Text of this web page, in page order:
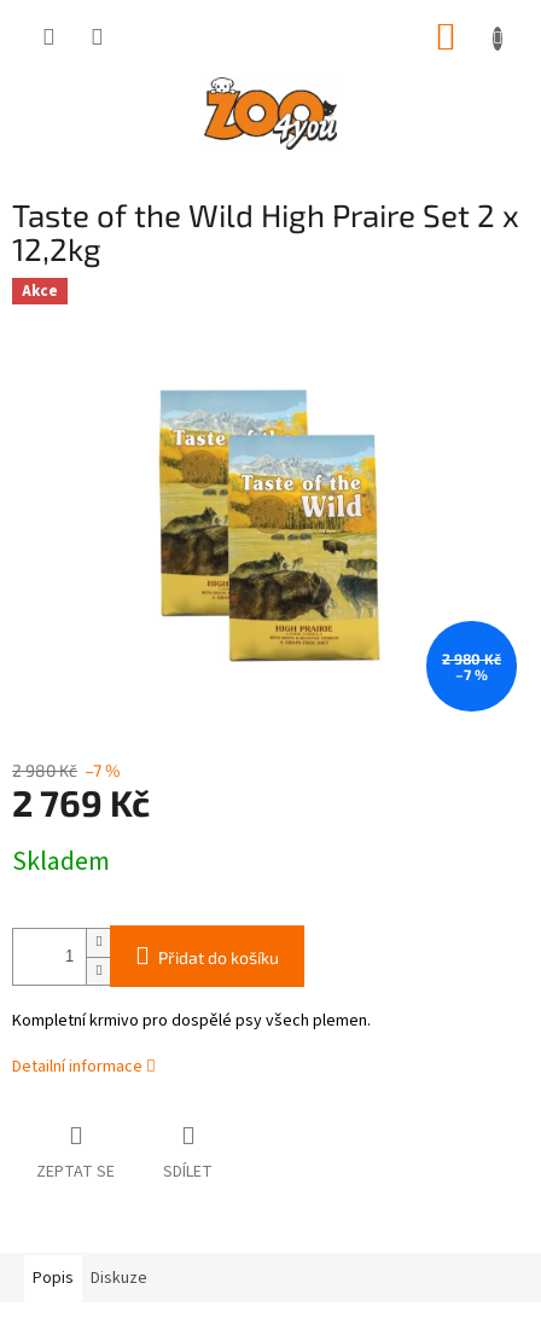
Taste of the Wild High Praire Set 2 x
12,2kg
Akce
2 980 Kč
–7 %
2 980 Kč –7 %
2 769 Kč
cena:
Skladem
Přidat do košíku
Kompletní krmivo pro dospělé psy všech plemen.
Detailní informace
ZEPTAT SE SDÍLET
Popis Diskuze